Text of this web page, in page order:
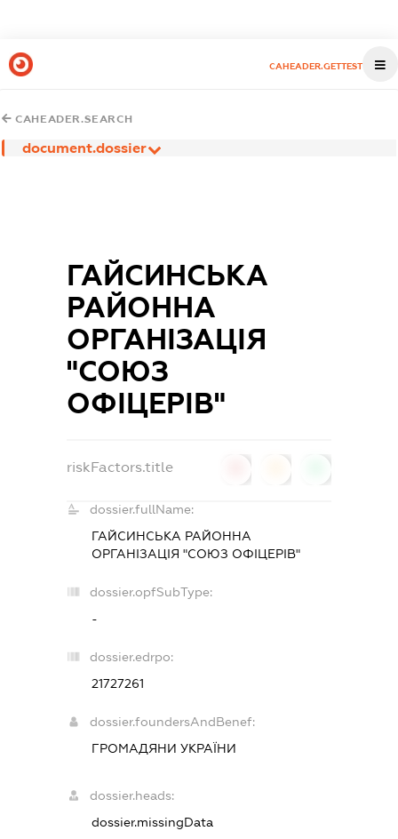
CAHEADER.GETTEST
CAHEADER.SEARCH
document.dossier
ГАЙСИНСЬКА
РАЙОННА
ОРГАНІЗАЦІЯ
"СОЮЗ
ОФІЦЕРІВ"
riskFactors.title
dossier.fullName:
ГАЙСИНСЬКА РАЙОННА
ОРГАНІЗАЦІЯ "СОЮЗ ОФІЦЕРІВ"
dossier.opfSubType:
-
dossier.edrpo:
21727261
dossier.foundersAndBenef:
ГРОМАДЯНИ УКРАЇНИ
dossier.heads:
dossier.missingData